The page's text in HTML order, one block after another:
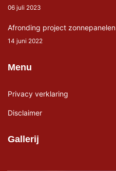
06 juli 2023
Afronding project zonnepanelen
14 juni 2022
Menu
Privacy verklaring
Disclaimer
Gallerij